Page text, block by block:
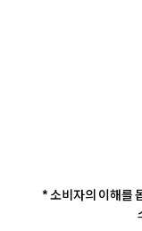
* 소비자의 이해를